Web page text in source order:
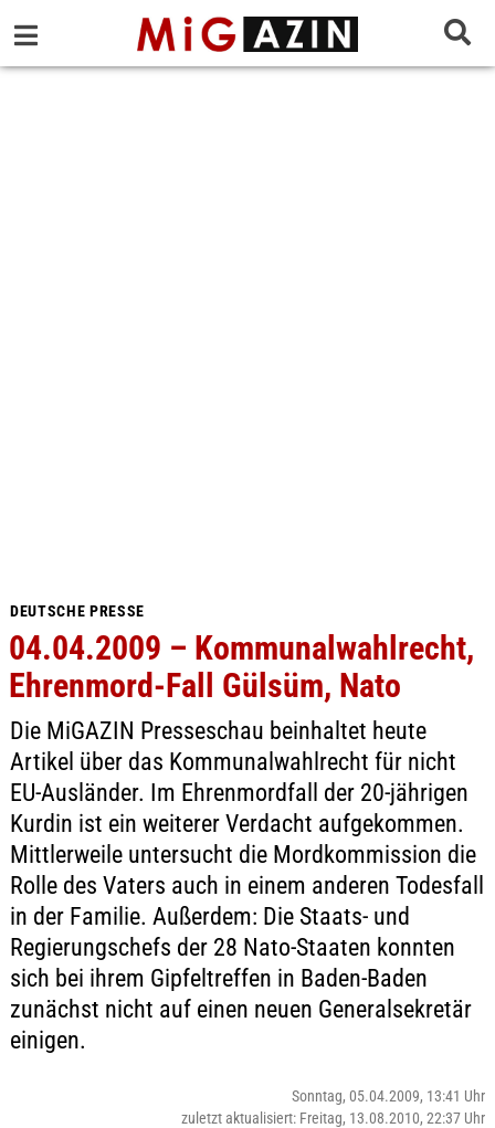
DEUTSCHE PRESSE
04.04.2009 – Kommunalwahlrecht,
Ehrenmord-Fall Gülsüm, Nato
Die MiGAZIN Presseschau beinhaltet heute
Artikel über das Kommunalwahlrecht für nicht
EU-Ausländer. Im Ehrenmordfall der 20-jährigen
Kurdin ist ein weiterer Verdacht aufgekommen.
Mittlerweile untersucht die Mordkommission die
Rolle des Vaters auch in einem anderen Todesfall
in der Familie. Außerdem: Die Staats- und
Regierungschefs der 28 Nato-Staaten konnten
sich bei ihrem Gipfeltreffen in Baden-Baden
zunächst nicht auf einen neuen Generalsekretär
einigen.
Sonntag, 05.04.2009, 13:41 Uhr
zuletzt aktualisiert: Freitag, 13.08.2010, 22:37 Uhr